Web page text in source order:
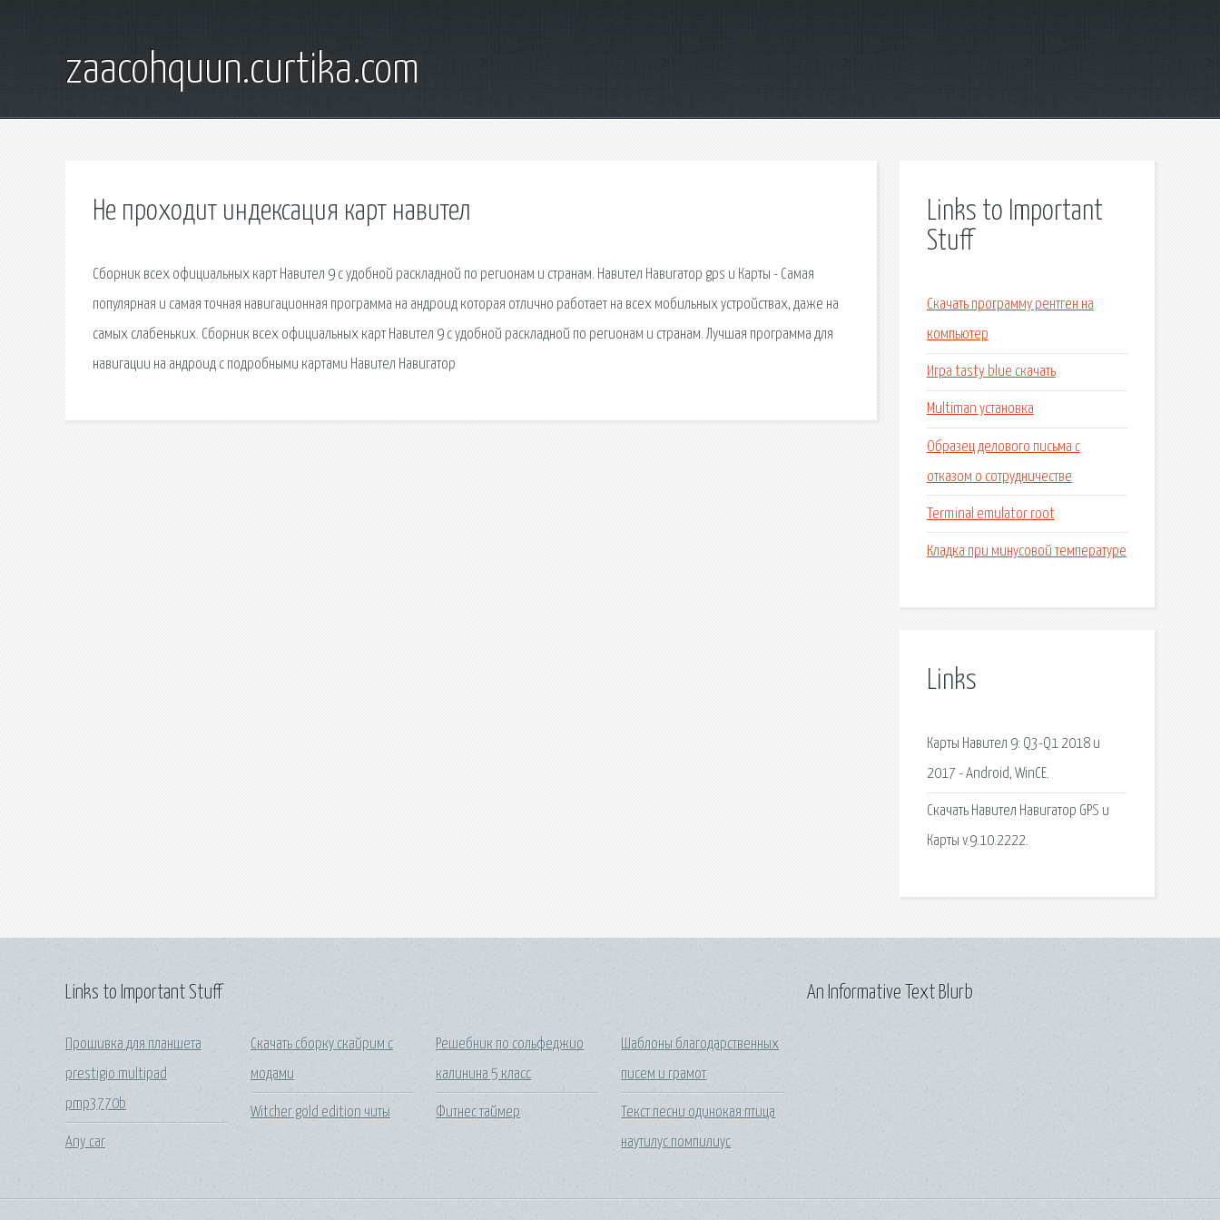
zaacohquun.curtika.com
Не проходит индексация карт навител
Сборник всех официальных карт Навител 9 с удобной раскладной по регионам и странам. Навител Навигатор gps и Карты - Самая
популярная и самая точная навигационная программа на андроид которая отлично работает на всех мобильных устройствах, даже на
самых слабеньких. Сборник всех официальных карт Навител 9 с удобной раскладной по регионам и странам. Лучшая программа для
навигации на андроид с подробными картами Навител Навигатор
Links to Important
Stuff
Скачать программу рентген на
компьютер
Игра tasty blue скачать
Multiman установка
Образец делового письма с
отказом о сотрудничестве
Terminal emulator root
Кладка при минусовой температуре
Links
Карты Навител 9: Q3-Q1 2018 и
2017 - Android, WinCE.
Скачать Навител Навигатор GPS и
Карты v.9.10.2222.
Links to Important Stuff
Прошивка для планшета
prestigio multipad
pmp3770b
Any car
Скачать сборку скайрим с
модами
Witcher gold edition читы
Решебник по сольфеджио
калинина 5 класс
Фитнес таймер
Шаблоны благодарственных
писем и грамот
Текст песни одинокая птица
наутилус помпилиус
An Informative Text Blurb